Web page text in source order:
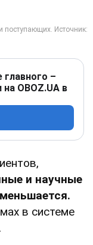
главного –
OBOZ.UA в
и научные
в системе
.